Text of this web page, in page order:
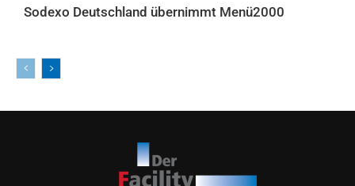
Sodexo Deutschland übernimmt Menü2000